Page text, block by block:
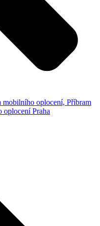
mobilního oplocení, Příbram
oplocení Praha